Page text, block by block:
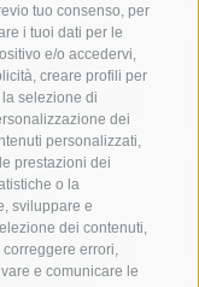
tuo consenso, per
i tuoi dati per le
e/o accedervi,
creare profili per
selezione di
dei
personalizzati,
prestazioni dei
o la
sviluppare e
dei contenuti,
errori,
e comunicare le
arresto
capri
carabinieri
incidente